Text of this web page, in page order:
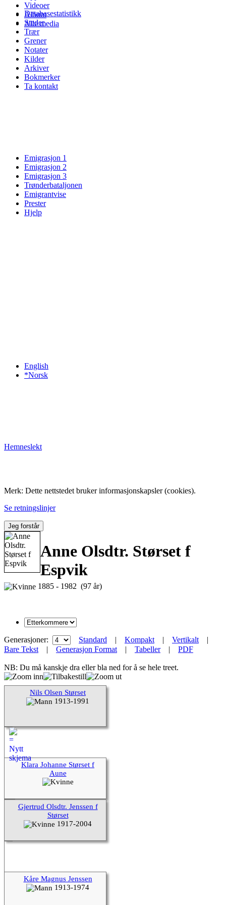
Videoer
Album
Alle media
Databasestatistikk
Steder
Trær
Grener
Notater
Kilder
Arkiver
Bokmerker
Ta kontakt
Emigrasjon 1
Emigrasjon 2
Emigrasjon 3
Trønderbataljonen
Emigrantvise
Prester
Hjelp
English
*Norsk
Hemneslekt
Merk: Dette nettstedet bruker informasjonskapsler (cookies).
Se retningslinjer
Jeg forstår
Anne Olsdtr. Størset f
Espvik
1885 - 1982 (97 år)
Generasjoner: Standard | Kompakt| Vertikalt|
Bare Tekst| Generasjon Format| Tabeller| PDF
NB: Du må kanskje dra eller bla ned for å se hele treet.
Nils Olsen Størset
1913-1991
Klara Johanne Størset f
Aune
Gjertrud Olsdtr. Jenssen f
Størset
1917-2004
Kåre Magnus Jenssen
1913-1974